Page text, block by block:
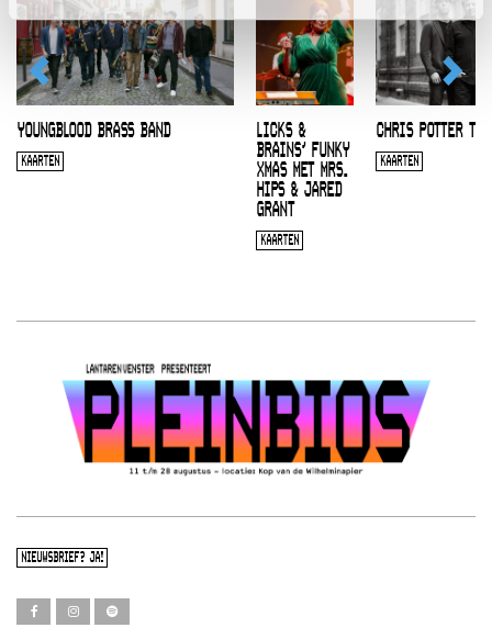
YOUNGBLOOD BRASS BAND
KAARTEN
LICKS &
BRAINS’ FUNKY
XMAS MET MRS.
HIPS & JARED
GRANT
KAARTEN
CHRIS POTTER
KAARTEN
NIEUWSBRIEF? JA!